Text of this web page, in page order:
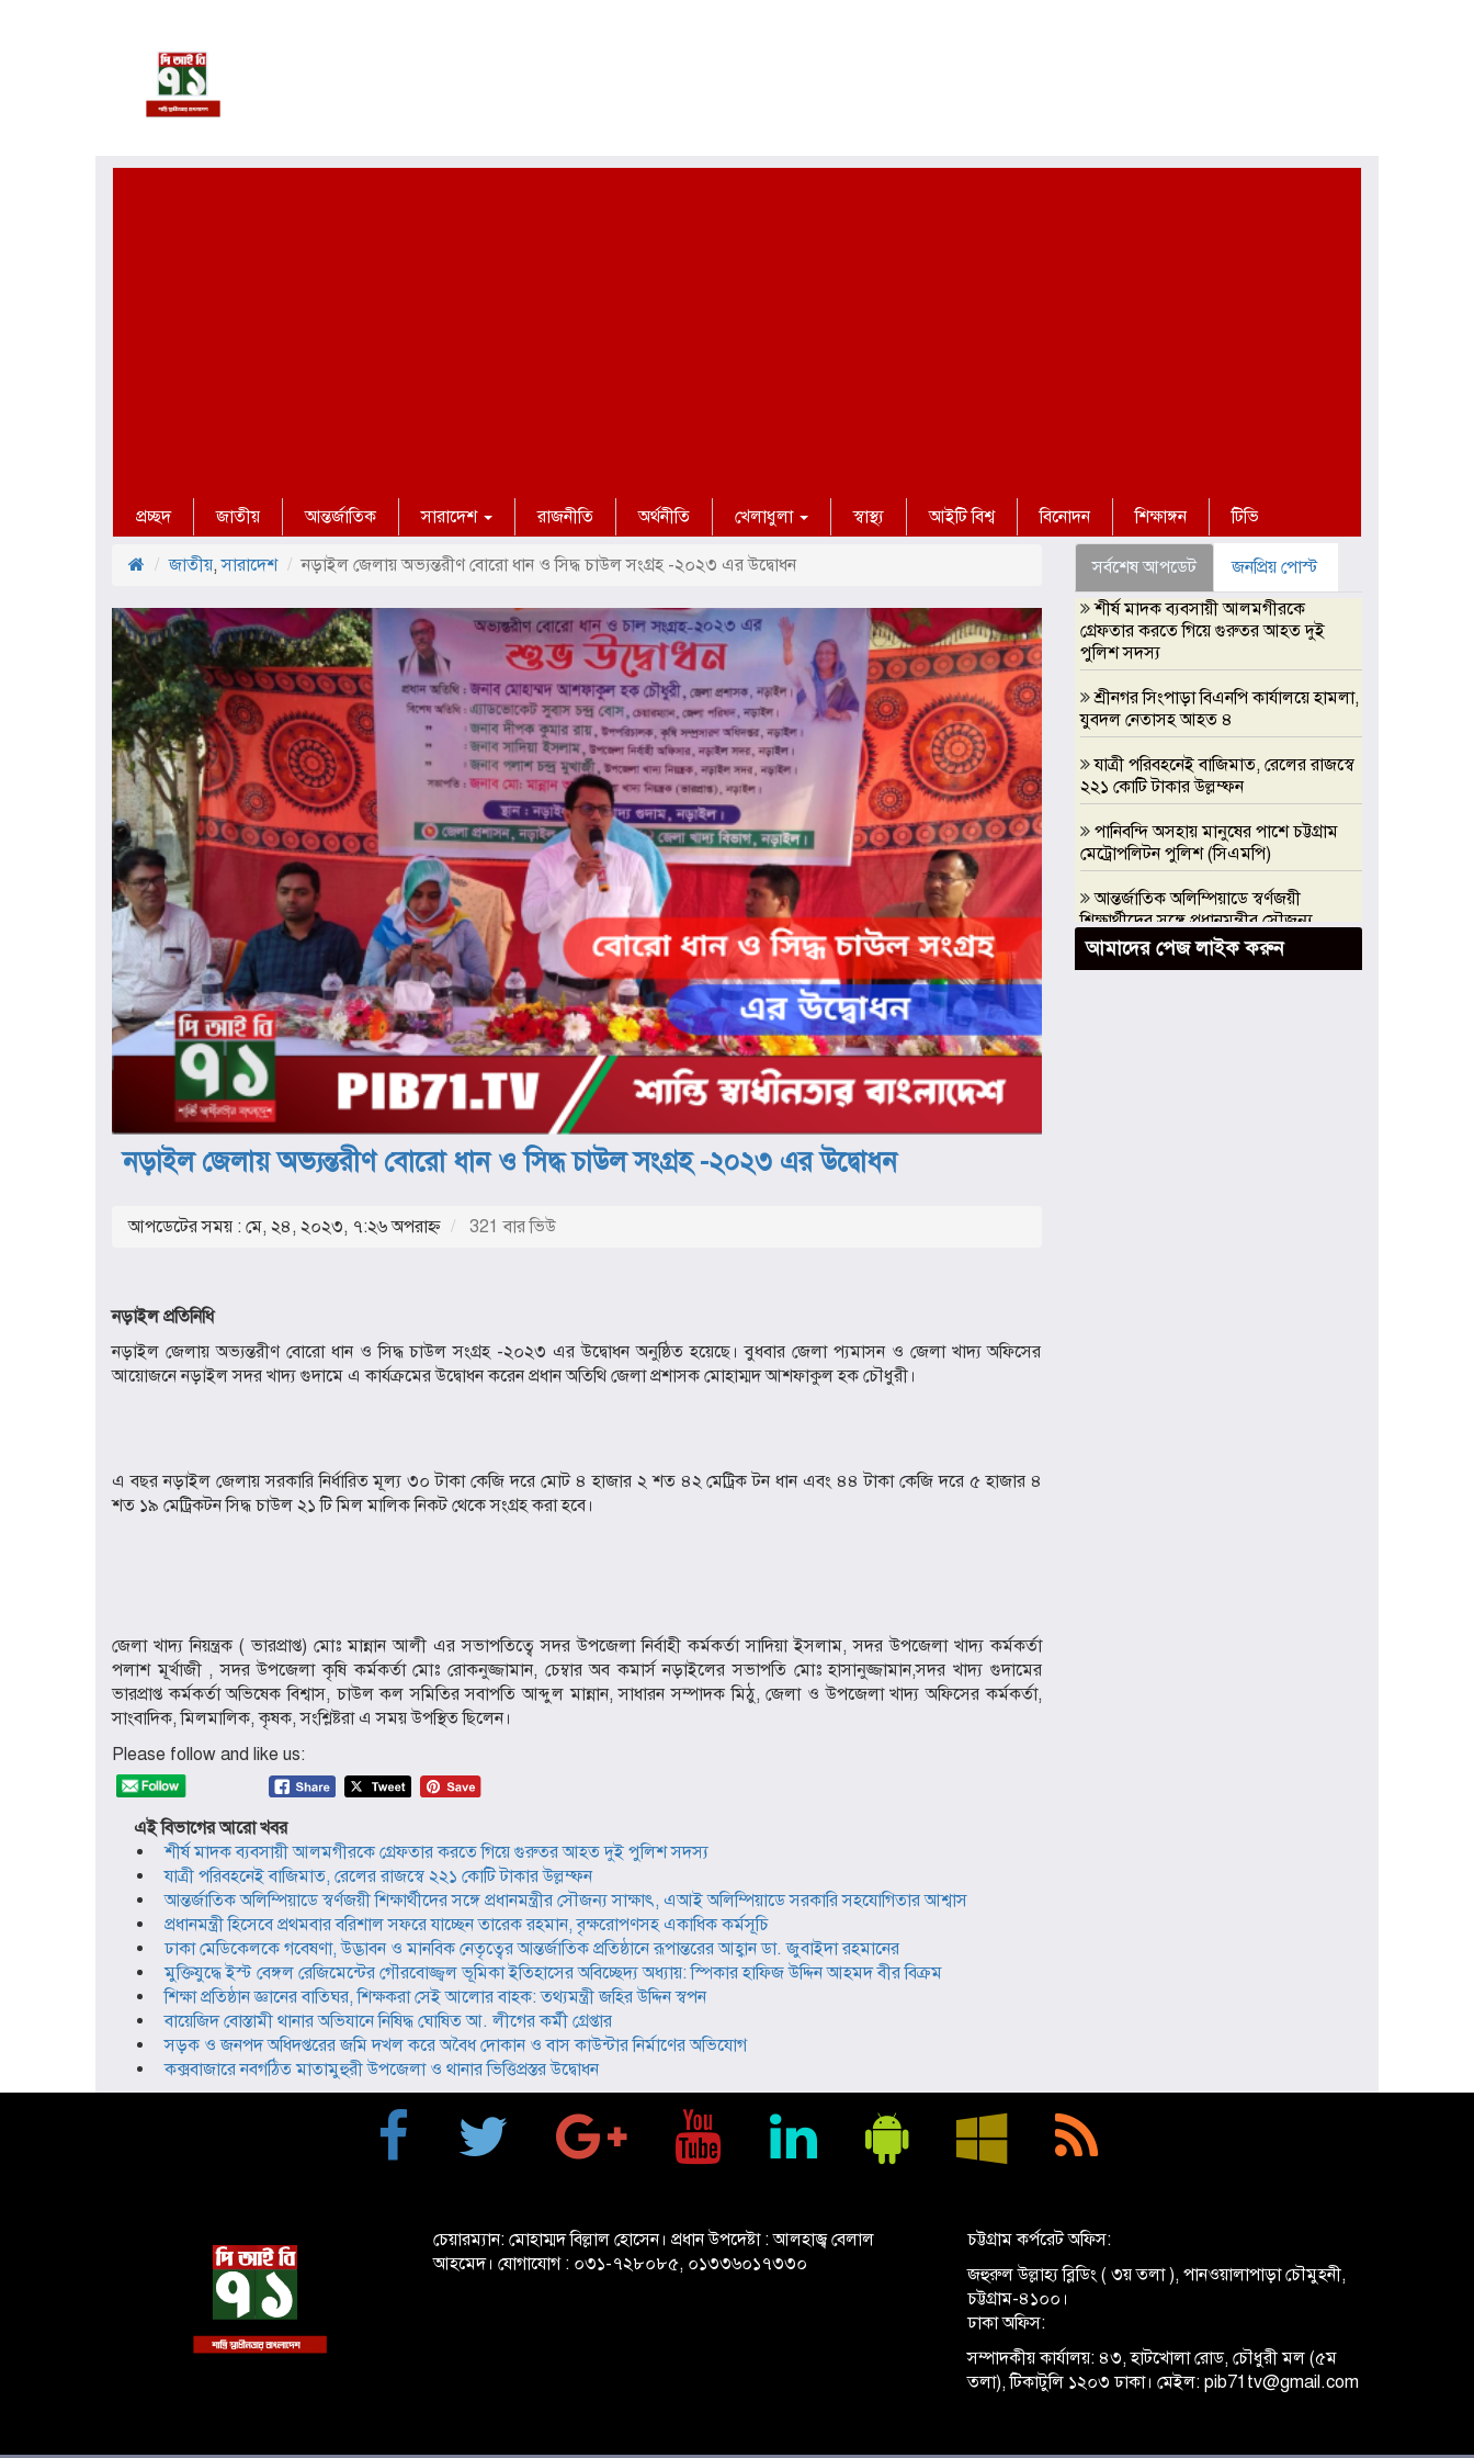
প্রচ্ছদ জাতীয় আন্তর্জাতিক সারাদেশ রাজনীতি অর্থনীতি খেলাধুলা স্বাস্থ্য আইটি বিশ্ব বিনোদন শিক্ষাঙ্গন টিভি
জাতীয়,সারাদেশ নড়াইল জেলায় অভ্যন্তরীণ বোরো ধান ও সিদ্ধ চাউল সংগ্রহ -২০২৩ এর উদ্বোধন
নড়াইল জেলায় অভ্যন্তরীণ বোরো ধান ও সিদ্ধ চাউল সংগ্রহ -২০২৩ এর উদ্বোধন
আপডেটের সময় : মে, ২৪, ২০২৩, ৭:২৬ অপরাহ্ণ 321 বার ভিউ
নড়াইল প্রতিনিধি
নড়াইল জেলায় অভ্যন্তরীণ বোরো ধান ও সিদ্ধ চাউল সংগ্রহ -২০২৩ এর উদ্বোধন অনুষ্ঠিত হয়েছে। বুধবার জেলা প্যমাসন ও জেলা খাদ্য অফিসের
আয়োজনে নড়াইল সদর খাদ্য গুদামে এ কার্যক্রমের উদ্বোধন করেন প্রধান অতিথি জেলা প্রশাসক মোহাম্মদ আশফাকুল হক চৌধুরী।
এ বছর নড়াইল জেলায় সরকারি নির্ধারিত মূল্য ৩০ টাকা কেজি দরে মোট ৪ হাজার ২ শত ৪২ মেট্রিক টন ধান এবং ৪৪ টাকা কেজি দরে ৫ হাজার ৪
শত ১৯ মেট্রিকটন সিদ্ধ চাউল ২১ টি মিল মালিক নিকট থেকে সংগ্রহ করা হবে।
জেলা খাদ্য নিয়ন্ত্রক ( ভারপ্রাপ্ত) মোঃ মান্নান আলী এর সভাপতিত্বে সদর উপজেলা নির্বাহী কর্মকর্তা সাদিয়া ইসলাম, সদর উপজেলা খাদ্য কর্মকর্তা
পলাশ মূর্খাজী , সদর উপজেলা কৃষি কর্মকর্তা মোঃ রোকনুজ্জামান, চেম্বার অব কমার্স নড়াইলের সভাপতি মোঃ হাসানুজ্জামান,সদর খাদ্য গুদামের
ভারপ্রাপ্ত কর্মকর্তা অভিষেক বিশ্বাস, চাউল কল সমিতির সবাপতি আব্দুল মান্নান, সাধারন সম্পাদক মিঠু, জেলা ও উপজেলা খাদ্য অফিসের কর্মকর্তা,
সাংবাদিক, মিলমালিক, কৃষক, সংশ্লিষ্টরা এ সময় উপস্থিত ছিলেন।
Please follow and like us:
এই বিভাগের আরো খবর
শীর্ষ মাদক ব্যবসায়ী আলমগীরকে গ্রেফতার করতে গিয়ে গুরুতর আহত দুই পুলিশ সদস্য
যাত্রী পরিবহনেই বাজিমাত, রেলের রাজস্বে ২২১ কোটি টাকার উল্লম্ফন
আন্তর্জাতিক অলিম্পিয়াডে স্বর্ণজয়ী শিক্ষার্থীদের সঙ্গে প্রধানমন্ত্রীর সৌজন্য সাক্ষাৎ, এআই অলিম্পিয়াডে সরকারি সহযোগিতার আশ্বাস
প্রধানমন্ত্রী হিসেবে প্রথমবার বরিশাল সফরে যাচ্ছেন তারেক রহমান, বৃক্ষরোপণসহ একাধিক কর্মসূচি
ঢাকা মেডিকেলকে গবেষণা, উদ্ভাবন ও মানবিক নেতৃত্বের আন্তর্জাতিক প্রতিষ্ঠানে রূপান্তরের আহ্বান ডা. জুবাইদা রহমানের
মুক্তিযুদ্ধে ইস্ট বেঙ্গল রেজিমেন্টের গৌরবোজ্জ্বল ভূমিকা ইতিহাসের অবিচ্ছেদ্য অধ্যায়: স্পিকার হাফিজ উদ্দিন আহমদ বীর বিক্রম
শিক্ষা প্রতিষ্ঠান জ্ঞানের বাতিঘর, শিক্ষকরা সেই আলোর বাহক: তথ্যমন্ত্রী জহির উদ্দিন স্বপন
বায়েজিদ বোস্তামী থানার অভিযানে নিষিদ্ধ ঘোষিত আ. লীগের কর্মী গ্রেপ্তার
সড়ক ও জনপদ অধিদপ্তরের জমি দখল করে অবৈধ দোকান ও বাস কাউন্টার নির্মাণের অভিযোগ
কক্সবাজারে নবগঠিত মাতামুহুরী উপজেলা ও থানার ভিত্তিপ্রস্তর উদ্বোধন
সর্বশেষ আপডেট
জনপ্রিয় পোস্ট
শীর্ষ মাদক ব্যবসায়ী আলমগীরকে
গ্রেফতার করতে গিয়ে গুরুতর আহত দুই
পুলিশ সদস্য
শ্রীনগর সিংপাড়া বিএনপি কার্যালয়ে হামলা,
যুবদল নেতাসহ আহত ৪
যাত্রী পরিবহনেই বাজিমাত, রেলের রাজস্বে
২২১ কোটি টাকার উল্লম্ফন
পানিবন্দি অসহায় মানুষের পাশে চট্টগ্রাম
মেট্রোপলিটন পুলিশ (সিএমপি)
আন্তর্জাতিক অলিম্পিয়াডে স্বর্ণজয়ী
শিক্ষার্থীদের সঙ্গে প্রধানমন্ত্রীর সৌজন্য
সাক্ষাৎ, এআই অলিম্পিয়াডে সরকারি
সহযোগিতার আশ্বাস
আমাদের পেজ লাইক করুন
চেয়ারম্যান: মোহাম্মদ বিল্লাল হোসেন। প্রধান উপদেষ্টা : আলহাজ্ব বেলাল
আহমেদ। যোগাযোগ : ০৩১-৭২৮০৮৫, ০১৩৩৬০১৭৩৩০
চট্টগ্রাম কর্পরেট অফিস:
জহুরুল উল্লাহ্য ব্লিডিং ( ৩য় তলা ), পানওয়ালাপাড়া চৌমুহনী,
চট্টগ্রাম-৪১০০।
ঢাকা অফিস:
সম্পাদকীয় কার্যালয়: ৪৩, হাটখোলা রোড, চৌধুরী মল (৫ম
তলা), টিকাটুলি ১২০৩ ঢাকা। মেইল: pib71tv@gmail.com